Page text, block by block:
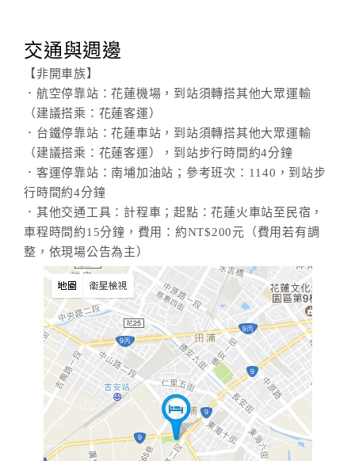
交通與週邊
【非開車族】
．航空停靠站：花蓮機場，到站須轉搭其他大眾運輸
（建議搭乘：花蓮客運）
．台鐵停靠站：花蓮車站，到站須轉搭其他大眾運輸
（建議搭乘：花蓮客運），到站步行時間約4分鐘
．客運停靠站：南埔加油站；參考班次：1140，到站步
行時間約4分鐘
．其他交通工具：計程車；起點：花蓮火車站至民宿，
車程時間約15分鐘，費用：約NT$200元（費用若有調
整，依現場公告為主）